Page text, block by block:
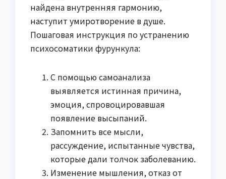
найдена внутренняя гармонию,
наступит умиротворение в душе.
Пошаговая инструкция по устранению
психосоматики фурункула:
С помощью самоанализа
выявляется истинная причина,
эмоция, спровоцировавшая
появление высыпаний.
Запомнить все мысли,
рассуждение, испытанные чувства,
которые дали толчок заболеванию.
Изменение мышления, отказ от